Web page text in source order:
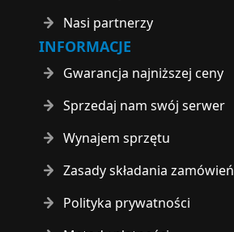
Nasi partnerzy
INFORMACJE
Gwarancja najniższej ceny
Sprzedaj nam swój serwer
Wynajem sprzętu
Zasady składania zamówień
Polityka prywatności